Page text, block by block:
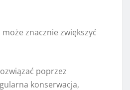
znacznie zwiększyć
poprzez
konserwacja,